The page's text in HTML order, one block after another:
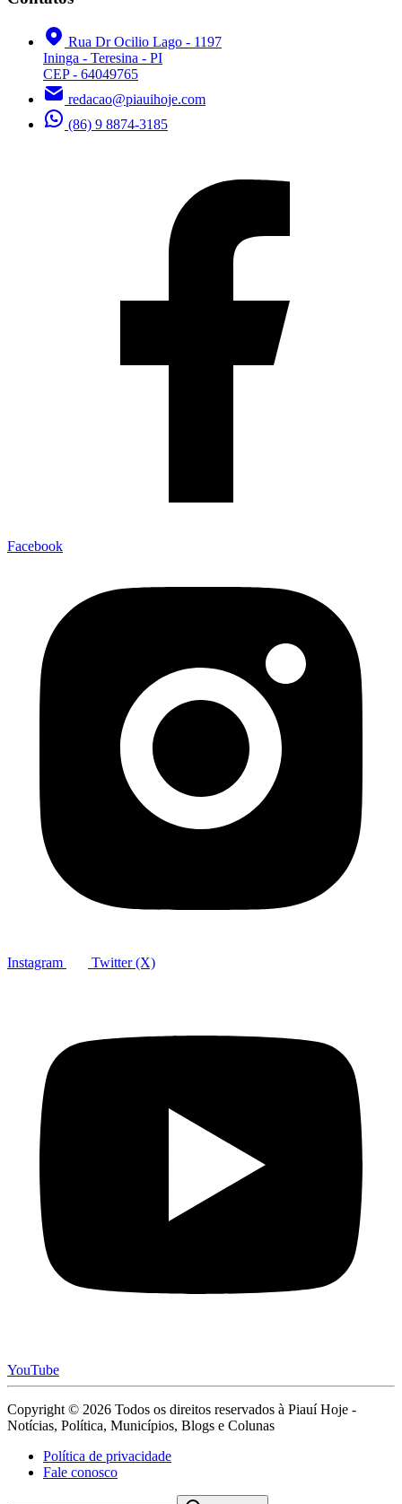
Rua Dr Ocilio Lago - 1197
Ininga - Teresina - PI
CEP - 64049765
redacao@piauihoje.com
(86) 9 8874-3185
Facebook
Instagram Twitter (X)
YouTube
Copyright © 2026 Todos os direitos reservados à Piauí Hoje -
Notícias, Política, Municípios, Blogs e Colunas
Política de privacidade
Fale conosco